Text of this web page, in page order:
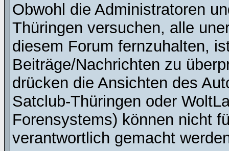
Obwohl die Administratoren
Thüringen versuchen, alle
diesem Forum fernzuhalten,
Beiträge/Nachrichten zu
drücken die Ansichten des
Satclub-Thüringen oder
Forensystems) können nicht
verantwortlich gemacht